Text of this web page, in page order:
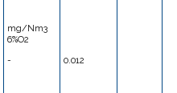
mg/Nm3
6%O2
-
0.012